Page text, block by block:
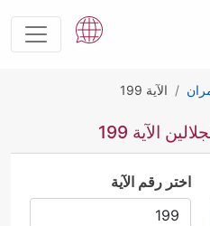
الآية 199
الآية 199
اختر رقم الآية